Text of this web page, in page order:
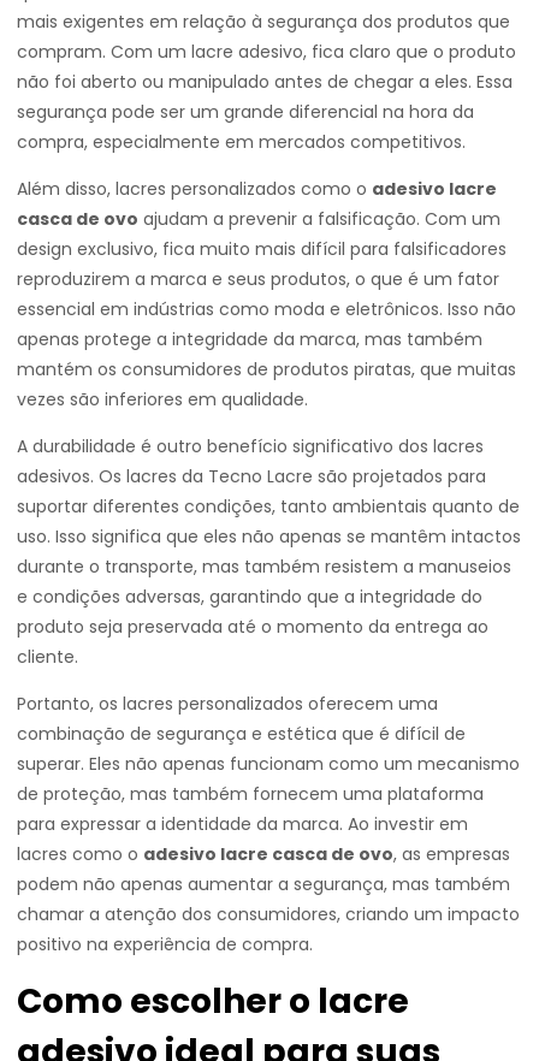
mais exigentes em relação à segurança dos produtos que
compram. Com um lacre adesivo, fica claro que o produto
não foi aberto ou manipulado antes de chegar a eles. Essa
segurança pode ser um grande diferencial na hora da
compra, especialmente em mercados competitivos.
Além disso, lacres personalizados como o adesivo lacre
casca de ovo ajudam a prevenir a falsificação. Com um
design exclusivo, fica muito mais difícil para falsificadores
reproduzirem a marca e seus produtos, o que é um fator
essencial em indústrias como moda e eletrônicos. Isso não
apenas protege a integridade da marca, mas também
mantém os consumidores de produtos piratas, que muitas
vezes são inferiores em qualidade.
A durabilidade é outro benefício significativo dos lacres
adesivos. Os lacres da Tecno Lacre são projetados para
suportar diferentes condições, tanto ambientais quanto de
uso. Isso significa que eles não apenas se mantêm intactos
durante o transporte, mas também resistem a manuseios
e condições adversas, garantindo que a integridade do
produto seja preservada até o momento da entrega ao
cliente.
Portanto, os lacres personalizados oferecem uma
combinação de segurança e estética que é difícil de
superar. Eles não apenas funcionam como um mecanismo
de proteção, mas também fornecem uma plataforma
para expressar a identidade da marca. Ao investir em
lacres como o adesivo lacre casca de ovo, as empresas
podem não apenas aumentar a segurança, mas também
chamar a atenção dos consumidores, criando um impacto
positivo na experiência de compra.
Como escolher o lacre